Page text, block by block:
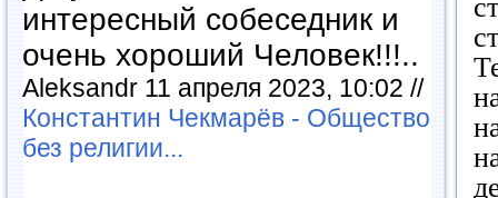
интересный собеседник и
очень хороший Человек!!!..
Aleksandr 11 апреля 2023, 10:02 //
Константин Чекмарёв - Общество
без религии...